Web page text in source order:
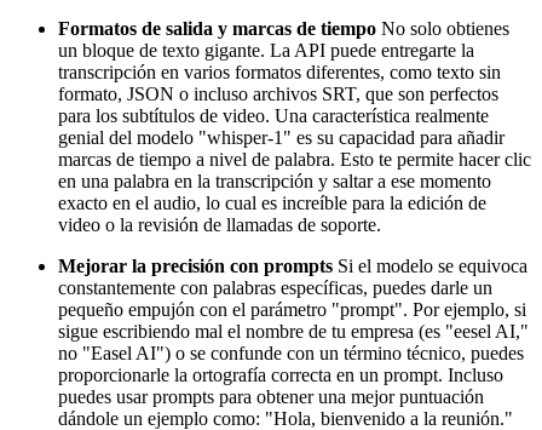
Formatos de salida y marcas de tiempo No solo obtienes
un bloque de texto gigante. La API puede entregarte la
transcripción en varios formatos diferentes, como texto sin
formato, JSON o incluso archivos SRT, que son perfectos
para los subtítulos de video. Una característica realmente
genial del modelo "whisper-1" es su capacidad para añadir
marcas de tiempo a nivel de palabra. Esto te permite hacer clic
en una palabra en la transcripción y saltar a ese momento
exacto en el audio, lo cual es increíble para la edición de
video o la revisión de llamadas de soporte.
Mejorar la precisión con prompts Si el modelo se equivoca
constantemente con palabras específicas, puedes darle un
pequeño empujón con el parámetro "prompt". Por ejemplo, si
sigue escribiendo mal el nombre de tu empresa (es "eesel AI,"
no "Easel AI") o se confunde con un término técnico, puedes
proporcionarle la ortografía correcta en un prompt. Incluso
puedes usar prompts para obtener una mejor puntuación
dándole un ejemplo como: "Hola, bienvenido a la reunión."